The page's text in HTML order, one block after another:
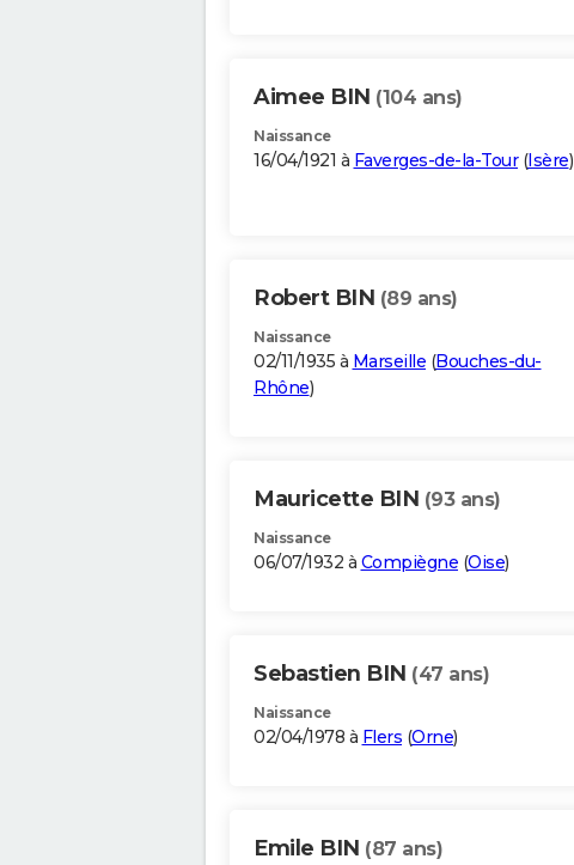
Aimee BIN (104 ans)
Naissance
16/04/1921 à Faverges-de-la-Tour(Isère)
Robert BIN (89 ans)
Naissance
02/11/1935 à Marseille (Bouches-du-
Rhône)
Mauricette BIN (93 ans)
Naissance
06/07/1932 à Compiègne (Oise)
Sebastien BIN (47 ans)
Naissance
02/04/1978 à Flers (Orne)
Emile BIN (87 ans)